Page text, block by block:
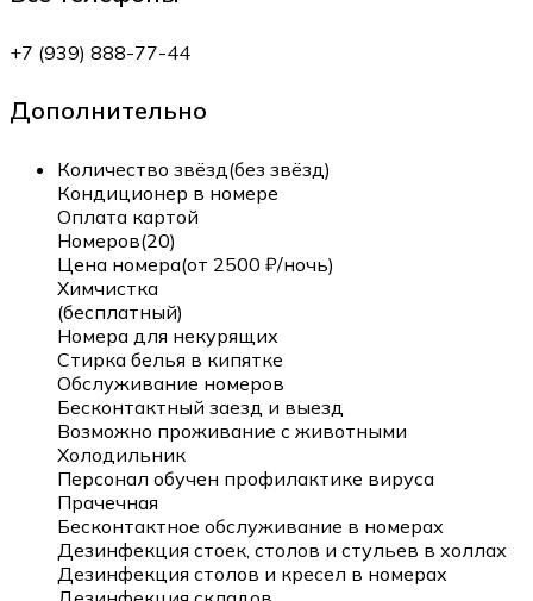
+7 (939) 888-77-44
Дополнительно
Количество звёзд(без звёзд)
Кондиционер в номере
Оплата картой
Номеров(20)
Цена номера(от 2500 ₽/ночь)
Химчистка
(бесплатный)
Номера для некурящих
Стирка белья в кипятке
Обслуживание номеров
Бесконтактный заезд и выезд
Возможно проживание с животными
Холодильник
Персонал обучен профилактике вируса
Прачечная
Бесконтактное обслуживание в номерах
Дезинфекция стоек, столов и стульев в холлах
Дезинфекция столов и кресел в номерах